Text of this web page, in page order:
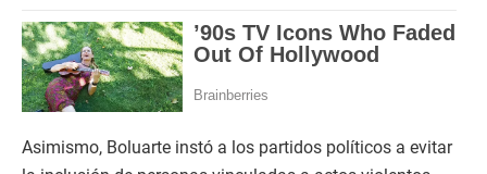
Asimismo, Boluarte instó a los partidos políticos a evitar